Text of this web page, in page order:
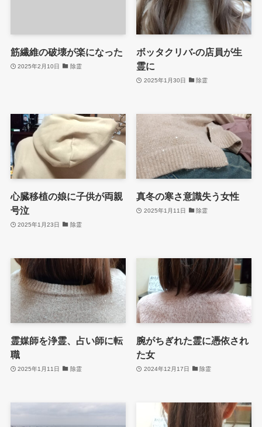
筋繊維の破壊が楽になった
2025年2月10日 除霊
ボッタクリバ-の店員が生
霊に
2025年1月30日 除霊
心臓移植の娘に子供が両親
号泣
2025年1月23日 除霊
真冬の寒さ意識失う女性
2025年1月11日 除霊
霊媒師を浄霊、占い師に転
職
2025年1月11日 除霊
腕がちぎれた霊に憑依され
た女
2024年12月17日 除霊